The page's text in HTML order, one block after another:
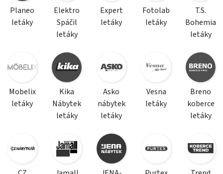
Planeo
letáky
Elektro
Spáčil
letáky
Expert
letáky
Fotolab
letáky
T.S.
Bohemia
letáky
Mobelix
letáky
Kika
Nábytek
letáky
Asko
nábytek
letáky
Vesna
letáky
Breno
koberce
letáky